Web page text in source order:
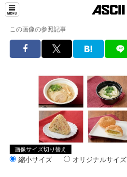
この画像の参照記事
画像サイズ切り替え
縮小サイズ オリジナルサイズ